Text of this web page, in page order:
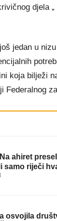
djela
jedan u
koja bilježi
Federalnog
ahiret
samo riječi
osvojila